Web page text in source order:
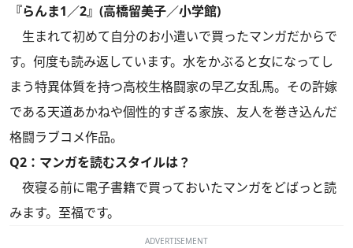
『らんま1／2』(高橋留美子／小学館)
生まれて初めて自分のお小遣いで買ったマンガだからで
す。何度も読み返しています。水をかぶると女になってし
まう特異体質を持つ高校生格闘家の早乙女乱馬。その許嫁
である天道あかねや個性的すぎる家族、友人を巻き込んだ
格闘ラブコメ作品。
Q2：マンガを読むスタイルは？
夜寝る前に電子書籍で買っておいたマンガをどばっと読
みます。至福です。
ADVERTISEMENT